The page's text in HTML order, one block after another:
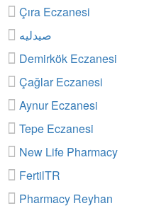
Çıra Eczanesi
صيدليه
Demirkök Eczanesi
Çağlar Eczanesi
Aynur Eczanesi
Tepe Eczanesi
New Life Pharmacy
FertilTR
Pharmacy Reyhan